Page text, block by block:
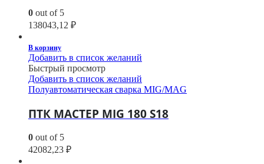
0 out of 5
138043,12 ₽
В корзину
Добавить в список желаний
Быстрый просмотр
Добавить в список желаний
Полуавтоматическая сварка MIG/MAG
ПТК МАСТЕР MIG 180 S18
0 out of 5
42082,23 ₽